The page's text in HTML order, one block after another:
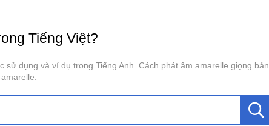
Tiếng Việt?
sử dụng và ví dụ trong Tiếng Anh. Cách phát âm amarelle giọng bản